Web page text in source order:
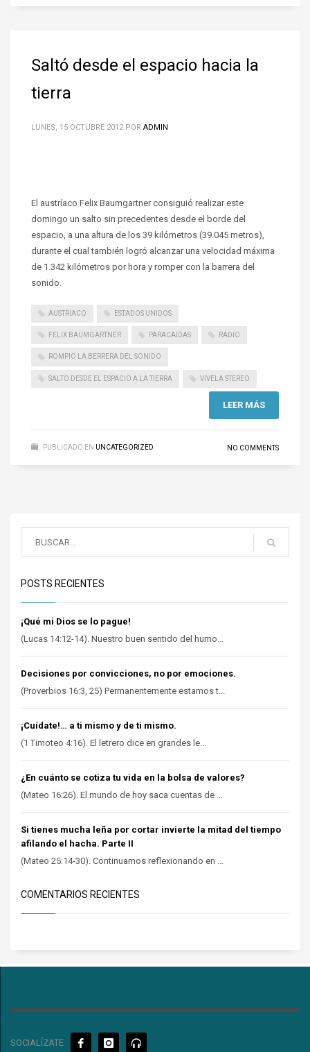
Saltó desde el espacio hacia la
tierra
LUNES, 15 OCTUBRE 2012 POR ADMIN
El austríaco Felix Baumgartner consiguió realizar este
domingo un salto sin precedentes desde el borde del
espacio, a una altura de los 39 kilómetros (39.045 metros),
durante el cual también logró alcanzar una velocidad máxima
de 1.342 kilómetros por hora y romper con la barrera del
sonido.
AUSTRIACO ESTADOS UNIDOS
FELIX BAUMGARTNER PARACAIDAS RADIO
ROMPIO LA BERRERA DEL SONIDO
SALTO DESDE EL ESPACIO A LA TIERRA VIVELA STEREO
LEER MÁS
PUBLICADO EN UNCATEGORIZED NO COMMENTS
POSTS RECIENTES
¡Qué mi Dios se lo pague!
(Lucas 14:12-14). Nuestro buen sentido del humo...
Decisiones por convicciones, no por emociones.
(Proverbios 16:3, 25) Permanentemente estamos t...
¡Cuídate!… a ti mismo y de ti mismo.
(1 Timoteo 4:16). El letrero dice en grandes le...
¿En cuánto se cotiza tu vida en la bolsa de valores?
(Mateo 16:26). El mundo de hoy saca cuentas de ...
Si tienes mucha leña por cortar invierte la mitad del tiempo
afilando el hacha. Parte II
(Mateo 25:14-30). Continuamos reflexionando en ...
COMENTARIOS RECIENTES
SOCIALÍZATE